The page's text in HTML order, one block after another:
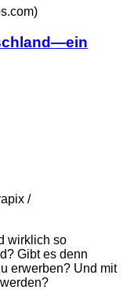
/
wirklich so
Gibt es denn
erwerben? Und mit